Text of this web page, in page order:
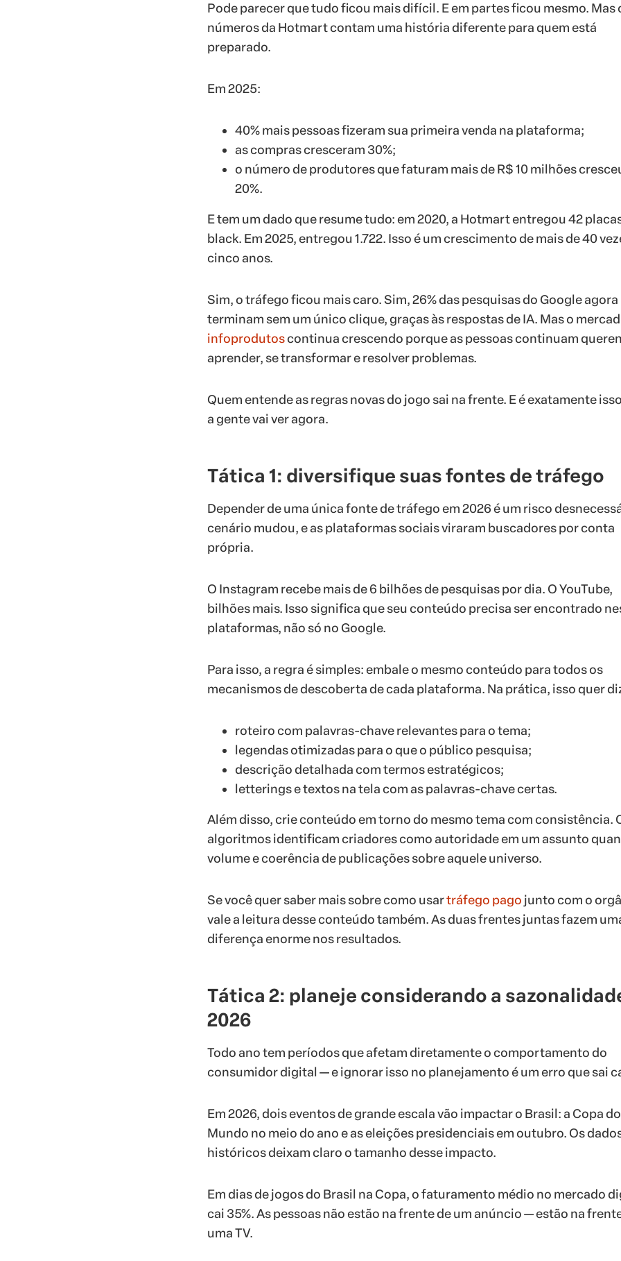
Pode parecer que tudo ficou mais difícil. E em partes ficou mesmo. Mas
números da Hotmart contam uma história diferente para quem está
preparado.
Em 2025:
40% mais pessoas fizeram sua primeira venda na plataforma;
as compras cresceram 30%;
o número de produtores que faturam mais de R$ 10 milhões
20%.
E tem um dado que resume tudo: em 2020, a Hotmart entregou 42
black. Em 2025, entregou 1.722. Isso é um crescimento de mais de 40
cinco anos.
Sim, o tráfego ficou mais caro. Sim, 26% das pesquisas do Google agora
terminam sem um único clique, graças às respostas de IA. Mas o
infoprodutoscontinua crescendo porque as pessoas continuam
aprender, se transformar e resolver problemas.
Quem entende as regras novas do jogo sai na frente. E é exatamente
a gente vai ver agora.
Tática 1: diversifique suas fontes de tráfego
Depender de uma única fonte de tráfego em 2026 é um risco
cenário mudou, e as plataformas sociais viraram buscadores por conta
própria.
O Instagram recebe mais de 6 bilhões de pesquisas por dia. O YouTube,
bilhões mais. Isso significa que seu conteúdo precisa ser encontrado
plataformas, não só no Google.
Para isso, a regra é simples: embale o mesmo conteúdo para todos os
mecanismos de descoberta de cada plataforma. Na prática, isso quer
roteiro com palavras-chave relevantes para o tema;
legendas otimizadas para o que o público pesquisa;
descrição detalhada com termos estratégicos;
letterings e textos na tela com as palavras-chave certas.
Além disso, crie conteúdo em torno do mesmo tema com consistência.
algoritmos identificam criadores como autoridade em um assunto
volume e coerência de publicações sobre aquele universo.
Se você quer saber mais sobre como usartráfego pago junto com o
vale a leitura desse conteúdo também. As duas frentes juntas fazem
diferença enorme nos resultados.
Tática 2: planeje considerando a
2026
Todo ano tem períodos que afetam diretamente o comportamento do
consumidor digital — e ignorar isso no planejamento é um erro que sai
Em 2026, dois eventos de grande escala vão impactar o Brasil: a Copa do
Mundo no meio do ano e as eleições presidenciais em outubro. Os
históricos deixam claro o tamanho desse impacto.
Em dias de jogos do Brasil na Copa, o faturamento médio no mercado
cai 35%. As pessoas não estão na frente de um anúncio — estão na
uma TV.